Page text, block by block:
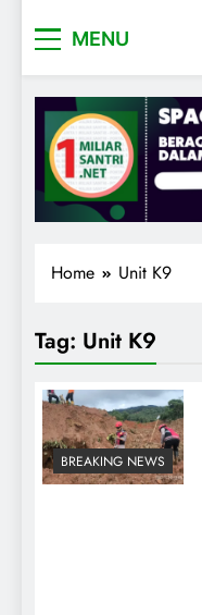
MENU
Home Unit K9
Tag: Unit K9
BREAKING NEWS